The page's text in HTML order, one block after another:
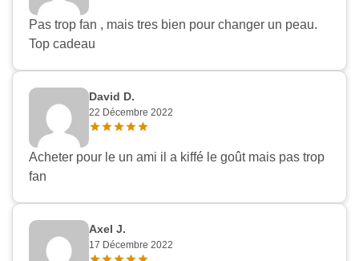
Pas trop fan , mais tres bien pour changer un peau.
Top cadeau
David D.
22 Décembre 2022
Acheter pour le un ami il a kiffé le goût mais pas trop
fan
Axel J.
17 Décembre 2022